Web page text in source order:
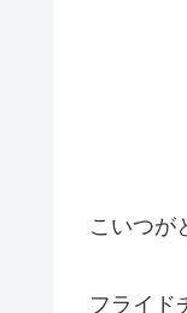
こいつが
フライド